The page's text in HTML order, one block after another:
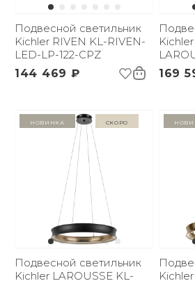
Подвесной светильник
Kichler RIVEN KL-RIVEN-
LED-LP-122-CPZ
144 469 ₽
169
Новинка Скоро
Подвесной светильник
Kichler LAROUSSE KL-